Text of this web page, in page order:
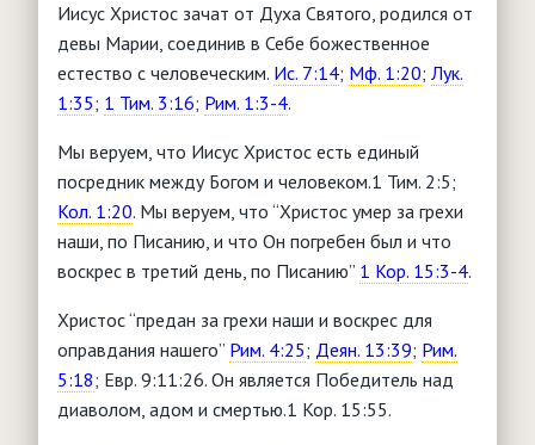
Иисус Христос зачат от Духа Святого, родился от
девы Марии, соединив в Себе божественное
естество с человеческим. Ис. 7:14; Мф. 1:20; Лук.
1:35; 1 Тим. 3:16; Рим. 1:3-4.
Мы веруем, что Иисус Христос есть единый
посредник между Богом и человеком.1 Тим. 2:5;
Кол. 1:20. Мы веруем, что “Христос умер за грехи
наши, по Писанию, и что Он погребен был и что
воскрес в третий день, по Писанию” 1 Кор. 15:3-4.
Христос “предан за грехи наши и воскрес для
оправдания нашего” Рим. 4:25; Деян. 13:39; Рим.
5:18; Евр. 9:11:26. Он является Победитель над
диаволом, адом и смертью.1 Кор. 15:55.